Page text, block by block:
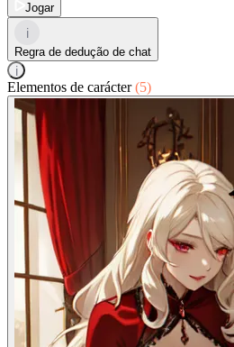
Jogar
i
Regra de dedução de chat
i
Elementos de carácter(5)